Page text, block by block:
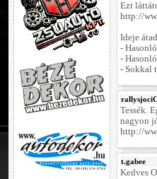
Ezt
http://
Ideje
-
-
- Sokkal
Tessék.
nagyon
http://
t.gabee
Kedves